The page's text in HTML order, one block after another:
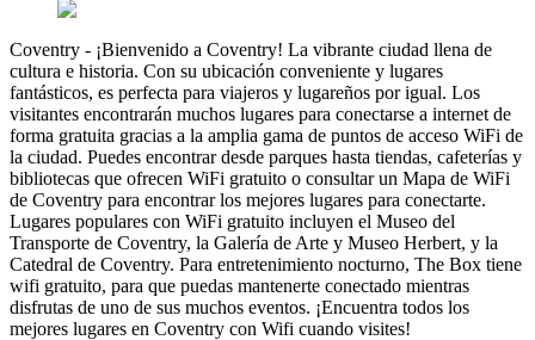
Coventry - ¡Bienvenido a Coventry! La vibrante ciudad llena de
cultura e historia. Con su ubicación conveniente y lugares
fantásticos, es perfecta para viajeros y lugareños por igual. Los
visitantes encontrarán muchos lugares para conectarse a internet de
forma gratuita gracias a la amplia gama de puntos de acceso WiFi de
la ciudad. Puedes encontrar desde parques hasta tiendas, cafeterías y
bibliotecas que ofrecen WiFi gratuito o consultar un Mapa de WiFi
de Coventry para encontrar los mejores lugares para conectarte.
Lugares populares con WiFi gratuito incluyen el Museo del
Transporte de Coventry, la Galería de Arte y Museo Herbert, y la
Catedral de Coventry. Para entretenimiento nocturno, The Box tiene
wifi gratuito, para que puedas mantenerte conectado mientras
disfrutas de uno de sus muchos eventos. ¡Encuentra todos los
mejores lugares en Coventry con Wifi cuando visites!